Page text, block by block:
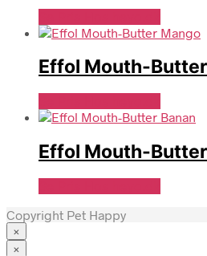
Effol Mouth-
Effol Mouth-Butter
Copyright Pet Happy
×
×